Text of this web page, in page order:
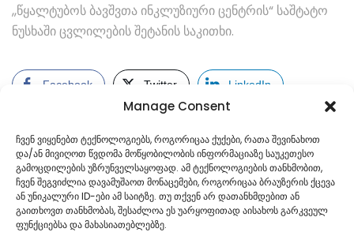
Manage Consent
ჩვენ ვიყენებთ ტექნოლოგიებს, როგორიცაა ქუქები, რათა შევინახოთ
და/ან მივიღოთ წვდომა მოწყობილობის ინფორმაციაზე საუკეთესო
გამოცდილების უზრუნველსაყოფად. ამ ტექნოლოგიების თანხმობით,
ჩვენ შეგვიძლია დავამუშაოთ მონაცემები, როგორიცაა ბრაუზერის ქცევა
ან უნიკალური ID-ები ამ საიტზე. თუ თქვენ არ დათანხმდებით ან
გაითხოვთ თანხმობას, შესაძლოა ეს უარყოფითად აისახოს გარკვეულ
ფუნქციებსა და მახასიათებლებზე.
,,წყალტუბოს ბავშვთა ინკლუზიური ცენტრის“ საშტატო
ნუსხაში ცვლილების შეტანის საკითხი.
Facebook Twitter LinkedIn